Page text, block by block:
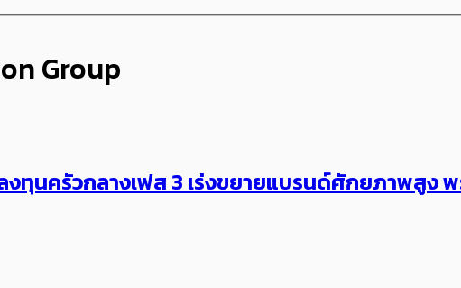
Group
ทุนครัวกลางเฟส 3 เร่งขยายแบรนด์ศักยภาพสูง​